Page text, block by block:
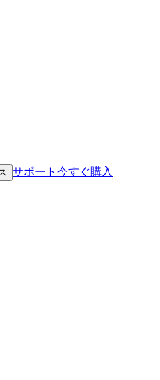
サポート 今すぐ購入